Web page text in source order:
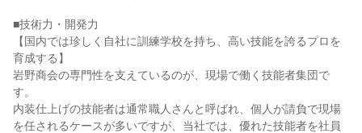
■技術力・開発力
【国内では珍しく自社に訓練学校を持ち、高い技能を誇るプロを
育成する】
岩野商会の専門性を支えているのが、現場で働く技能者集団で
す。
内装仕上げの技能者は通常職人さんと呼ばれ、個人が請負で現場
を任されるケースが多いですが、当社では、優れた技能者を社員